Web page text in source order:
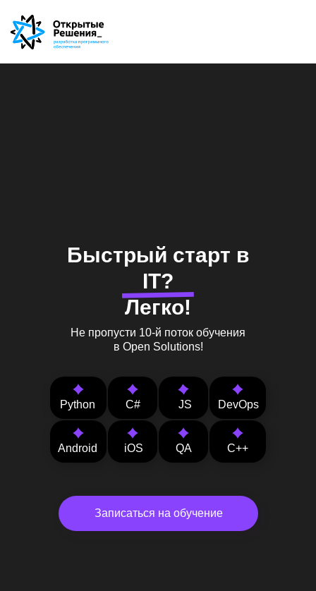
Быстрый старт в
IT?
Легко!
Не пропусти 10-й поток обучения
в Open Solutions!
Записаться на обучение
Python DevOps
C# JS
Android QA
iOS C++